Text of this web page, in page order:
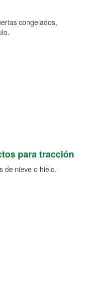
congelados,
para tracción
de nieve o hielo.